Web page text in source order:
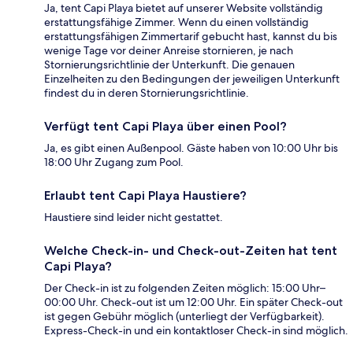
Ja, tent Capi Playa bietet auf unserer Website vollständig
erstattungsfähige Zimmer. Wenn du einen vollständig
erstattungsfähigen Zimmertarif gebucht hast, kannst du bis
wenige Tage vor deiner Anreise stornieren, je nach
Stornierungsrichtlinie der Unterkunft. Die genauen
Einzelheiten zu den Bedingungen der jeweiligen Unterkunft
findest du in deren Stornierungsrichtlinie.
Verfügt tent Capi Playa über einen Pool?
Ja, es gibt einen Außenpool. Gäste haben von 10:00 Uhr bis
18:00 Uhr Zugang zum Pool.
Erlaubt tent Capi Playa Haustiere?
Haustiere sind leider nicht gestattet.
Welche Check-in- und Check-out-Zeiten hat tent
Capi Playa?
Der Check-in ist zu folgenden Zeiten möglich: 15:00 Uhr–
00:00 Uhr. Check-out ist um 12:00 Uhr. Ein später Check-out
ist gegen Gebühr möglich (unterliegt der Verfügbarkeit).
Express-Check-in und ein kontaktloser Check-in sind möglich.